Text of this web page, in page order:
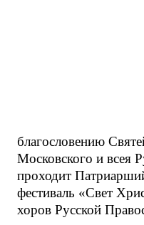
благословению
Московского и всея
проходит
фестиваль «Свет
хоров Русской